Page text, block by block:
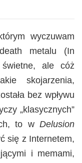
wyczuwam
metalu (In
ale cóż
skojarzenia,
bez wpływu
„klasycznych”
to w Delusion
się z Internetem,
i memami,